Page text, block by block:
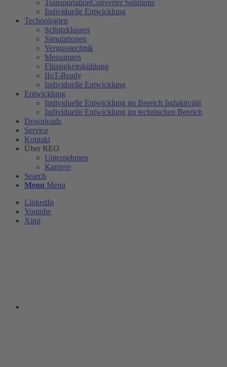
TransportationConverter Solutions
Individuelle Entwicklung
Technologien
Schutzklassen
Simulationen
Vergusstechnik
Messungen
Flüssigkeitskühlung
IIoT-Ready
Individuelle Entwicklung
Entwicklung
Individuelle Entwicklung im Bereich Induktivität
Individuelle Entwicklung im technischen Bereich
Downloads
Service
Kontakt
Über REO
Unternehmen
Karriere
Search
Menu Menu
LinkedIn
Youtube
Xing